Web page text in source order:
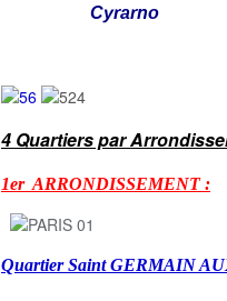
Cyrarno
4 Quartiers par
1er ARRONDISSEMENT :
Quartier Saint GERMAIN